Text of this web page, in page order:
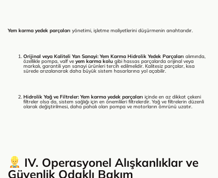
Yem karma yedek parçaları yönetimi, işletme maliyetlerini düşürmenin anahtarıdır.
Orijinal veya Kaliteli Yan Sanayi: Yem Karma Hidrolik Yedek Parçaları alımında,
özellikle pompa, valf ve yem karma kolu gibi hassas parçalarda orijinal veya
markalı, garantili yan sanayi ürünleri tercih edilmelidir. Kalitesiz parçalar, kısa
sürede arızalanarak daha büyük sistem hasarlarına yol açabilir.
Hidrolik Yağ ve Filtreler: Yem karma yedek parçaları içinde en az dikkat çekeni
filtreler olsa da, sistem sağlığı için en önemlileri filtrelerdir. Yağ ve filtrelerin düzenli
olarak değiştirilmesi, daha pahalı olan pompa ve motorların ömrünü uzatır.
IV. Operasyonel Alışkanlıklar ve
Güvenlik Odaklı Bakım